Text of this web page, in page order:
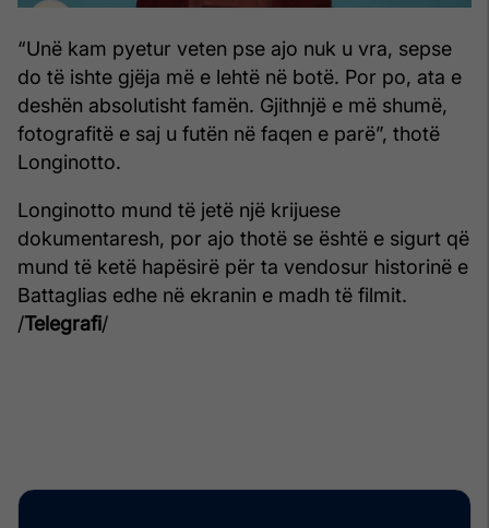
“Unë kam pyetur veten pse ajo nuk u vra, sepse
do të ishte gjëja më e lehtë në botë. Por po, ata e
deshën absolutisht famën. Gjithnjë e më shumë,
fotografitë e saj u futën në faqen e parë”, thotë
Longinotto.
Longinotto mund të jetë një krijuese
dokumentaresh, por ajo thotë se është e sigurt që
mund të ketë hapësirë për ta vendosur historinë e
Battaglias edhe në ekranin e madh të filmit.
/Telegrafi/